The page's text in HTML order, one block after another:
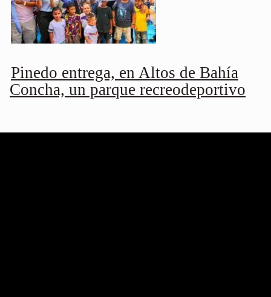
Pinedo entrega, en Altos de Bahía
Concha, un parque recreodeportivo